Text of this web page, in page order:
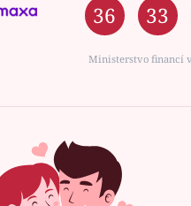
36 33
Ministerstvo financí